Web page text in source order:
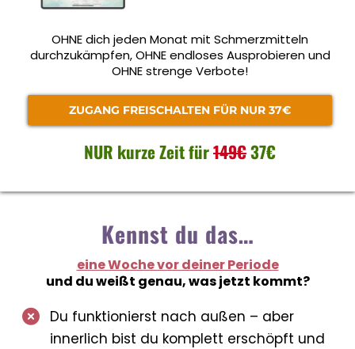
OHNE dich jeden Monat mit Schmerzmitteln
durchzukämpfen, OHNE endloses Ausprobieren und
OHNE strenge Verbote!
ZUGANG FREISCHALTEN FÜR NUR 37€
NUR kurze Zeit für149€37€
Kennst du das…
eine Woche vor deiner Periode
und du weißt genau, was jetzt kommt?
Du funktionierst nach außen – aber
innerlich bist du komplett erschöpft und